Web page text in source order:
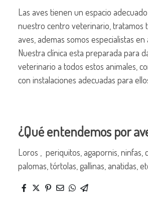
Las aves tienen un espacio
nuestro centro veterinario, tratamos
aves, ademas somos especialistas en
Nuestra clínica esta preparada para
veterinario a todos estos animales,
con instalaciones adecuadas para
¿Qué entendemos por
Loros , periquitos, agapornis, ninfas,
palomas, tórtolas, gallinas, anatidas,